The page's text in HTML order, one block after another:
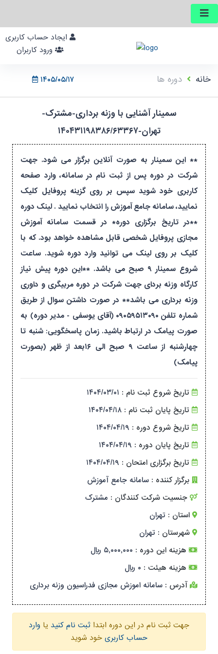
۱۴۰۵/۰۵/۱۷ خانه دوره ها
سمینار آشنایی با وزنه برداری-مشترک-
تهران-۱۴۰۴۳۱۱۹۸۳۸۶/۶۳۳۶۷
** این سمینار به صورت آنلاین برگزار می شود. جهت
شرکت در دوره پس از ثبت نام در سامانه، وارد صفحه
کاربری خود شوید سپس بر روی گزینه پروفایل کلیک
نمایید، سامانه جامع آموزش را انتخاب نمایید . لینک دوره
**در تاریخ برگزاری دوره* در قسمت سامانه آموزش
مجازی پروفایل شخصی قابل مشاهده خواهد بود. که با
کلیک بر روی لینک می توانید وارد دوره شوید. ساعت
شروع سمینار ۹ صبح می باشد. **این دوره پیش نیاز
کارگاه وزنه بردای جهت شرکت در دوره مربیگری و داوری
وزنه برداری می باشد** در صورت داشتن سوال از طریق
شماره تلفن ۰۹۰۵۹۵۱۳۰۹۰ (آقای یوسفی - مدیر دوره) به
صورت پیامک در ارتباط باشید. زمان پاسخگویی: شنبه تا
چهارشنبه از ساعت ۹ صبح الی ۱۶بعد از ظهر (بصورت
پیامک)
تاریخ شروع ثبت نام : ۱۴۰۴/۰۳/۰۱
تاریخ پایان ثبت نام : ۱۴۰۴/۰۴/۱۸
تاریخ شروع دوره : ۱۴۰۴/۰۴/۱۹
تاریخ پایان دوره : ۱۴۰۴/۰۴/۱۹
تاریخ برگزاری امتحان : ۱۴۰۴/۰۴/۱۹
برگزار کننده : سامانه جامع آموزش
جنسیت شرکت کنندگان : مشترک
استان : تهران
شهرستان : تهران
هزینه این دوره : ۵,۰۰۰,۰۰۰ ریال
هزینه هیئت : ۰ ریال
آدرس : سامانه اموزش مجازی فدراسیون‌ وزنه برداری
جهت ثبت نام در این دوره ابتدا ثبت نام کنید یا وارد
حساب کاربری خود شوید